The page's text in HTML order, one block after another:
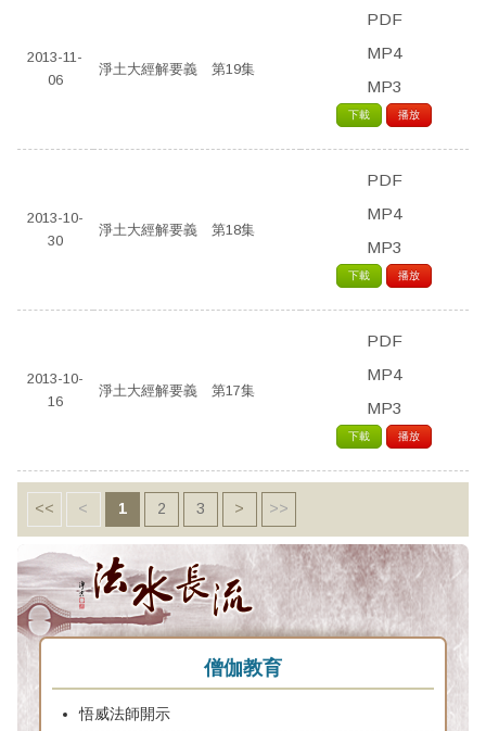
2013-11-
06
淨土大經解要義 第19集
PDF
MP4
MP3
下載 播放
2013-10-
30
淨土大經解要義 第18集
PDF
MP4
MP3
下載 播放
2013-10-
16
淨土大經解要義 第17集
PDF
MP4
MP3
下載 播放
<< < 1 2 3 > >>
僧伽教育
悟威法師開示